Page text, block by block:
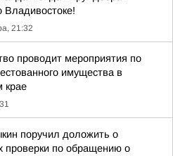
Владивостоке!
21:32
проводит мероприятия по
имущества в
крае
поручил доложить о
проверки по обращению о